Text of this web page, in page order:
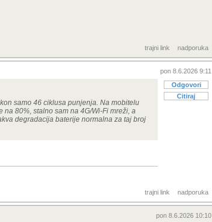
trajni link nadporuka
pon 8.6.2026 9:11
Odgovori
Citiraj
samo 46 ciklusa punjenja. Na mobitelu
80%, stalno sam na 4G/Wi-Fi mreži, a
degradacija baterije normalna za taj broj
trajni link nadporuka
pon 8.6.2026 10:10